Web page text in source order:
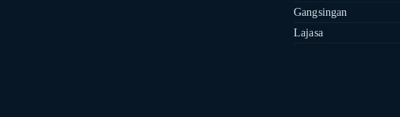
Gangsingan
Lajasa